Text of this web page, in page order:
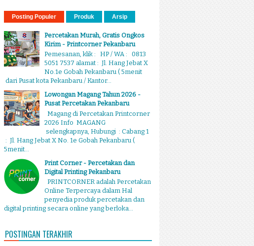
Posting Populer Produk Arsip
Percetakan Murah, Gratis Ongkos
Kirim - Printcorner Pekanbaru
Pemesanan, klik : HP / WA : 0813
5051 7537 alamat : Jl. Hang Jebat X
No.1e Gobah Pekanbaru ( 5menit
dari Pusat kota Pekanbaru / Kantor...
Lowongan Magang Tahun 2026 -
Pusat Percetakan Pekanbaru
Magang di Percetakan Printcorner
2026 Info MAGANG
selengkapnya, Hubungi : Cabang 1
: Jl. Hang Jebat X No. 1e Gobah Pekanbaru (
5menit...
Print Corner - Percetakan dan
Digital Printing Pekanbaru
PRINTCORNER adalah Percetakan
Online Terpercaya dalam Hal
penyedia produk percetakan dan
digital printing secara online yang berloka...
POSTINGAN TERAKHIR